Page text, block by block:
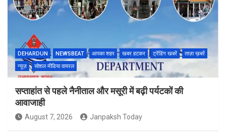
DEHARDUN NEWSBEAT आपका शहर खबर हटकर ट्रेंडिंग खबरें
ताज़ा ख़बरें
न्यूज़
सोशल मीडिया वायरल
सप्ताहांत से पहले नैनीताल और मसूरी में बढ़ी पर्यटकों की
आवाजाही
August 7, 2026 Janpaksh Today